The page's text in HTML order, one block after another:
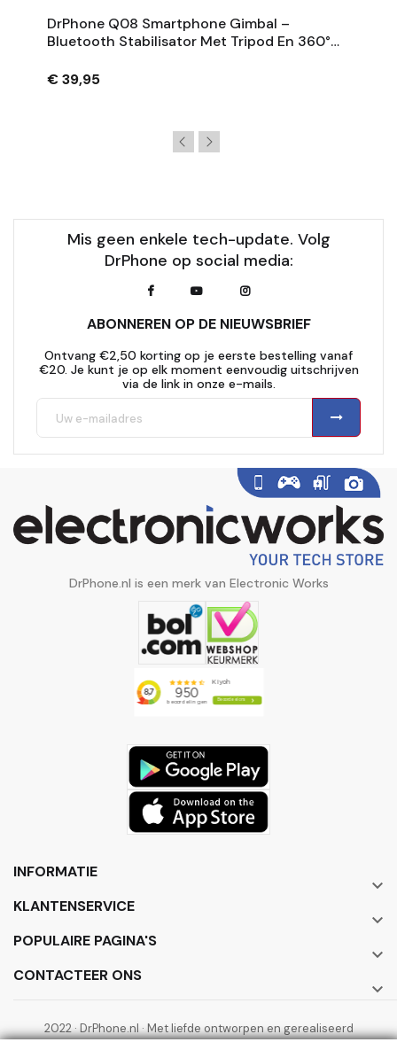
DrPhone Q08 Smartphone Gimbal –
Bluetooth Stabilisator Met Tripod En 360°
€ 39,95
Mis geen enkele tech-update. Volg
DrPhone op social media:
ABONNEREN OP DE NIEUWSBRIEF
Ontvang €2,50 korting op je eerste bestelling vanaf
€20. Je kunt je op elk moment eenvoudig uitschrijven
via de link in onze e-mails.
DrPhone.nl is een merk van Electronic Works
INFORMATIE

KLANTENSERVICE

POPULAIRE PAGINA'S

CONTACTEER ONS

2022 · DrPhone.nl · Met liefde ontworpen en gerealiseerd